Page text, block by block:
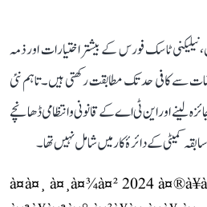
ٹاسک فورس کے بیشتر اختیارات اور ذمہ
سے کافی حد تک مطابقت رکھتی ہیں۔ تاہم نئی
لینے اور این ٹی اے کے قانونی و انتظامی ڈھانچے
سابقہ کمیٹی کے دائرۂ کار میں شامل نہیں تھا۔
à¤à¤¸ à¤¸à¤¾à¤² 2024